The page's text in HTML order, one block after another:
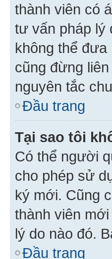
thành viên có
tư vấn pháp lý
không thể
cũng đừng
nguyên tắc
Đầu trang
Tại sao tôi
Có thể người
cho phép sử
ký mới. Cũng
thành viên
lý do nào đó.
Đầu trang